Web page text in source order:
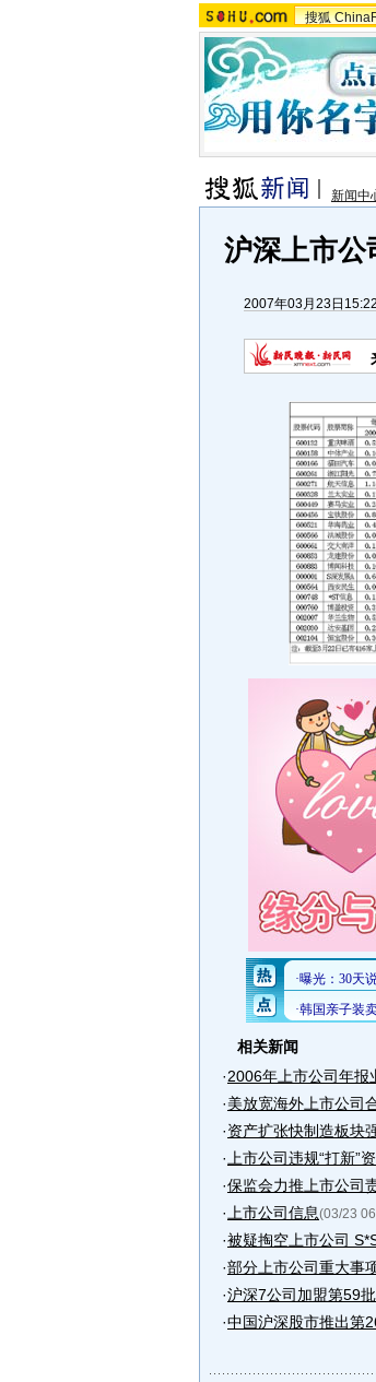
搜狐
新闻中
沪深上市公
2007年03月23日15:22
相关新闻
·2006年上市公司年报
·美放宽海外上市公司
·资产扩张快制造板块
· 上市公司违规“打新”
·保监会力推上市公司
· 上市公司信息(03/23
·被疑掏空上市公司
·部分上市公司重大事
·沪深7公司加盟第59
·中国沪深股市推出第